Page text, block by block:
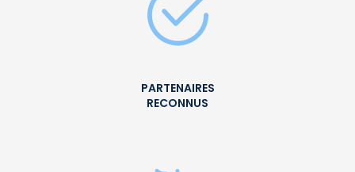
PARTENAIRES
RECONNUS